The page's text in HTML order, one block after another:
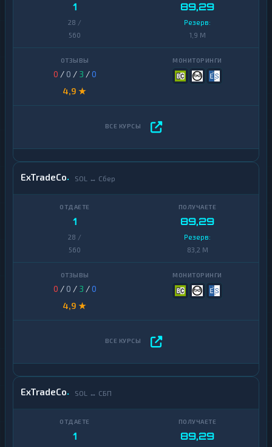
1
28 /
560
89,29
Резерв:
1,9 M
0 / 0 / 3 /0
4,9 ★
ExTradeCo SOL ↔ Сбер
1
28 /
560
89,29
Резерв:
83,2 M
0 / 0 / 3 /0
4,9 ★
ExTradeCo SOL ↔ СБП
1 89,29